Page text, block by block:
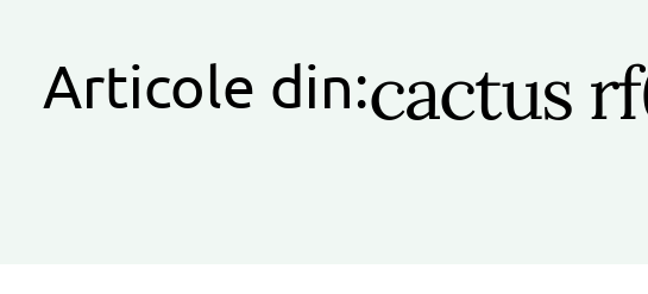
Articole din:cactus